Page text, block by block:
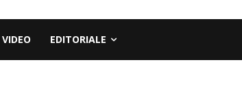
VIDEO EDITORIALE